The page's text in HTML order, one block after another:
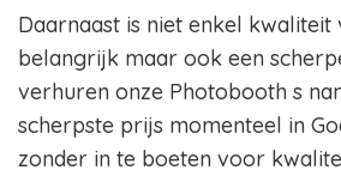
Daarnaast is niet enkel kwaliteit
belangrijk maar ook een
verhuren onze Photobooth s
scherpste prijs momenteel in
zonder in te boeten voor